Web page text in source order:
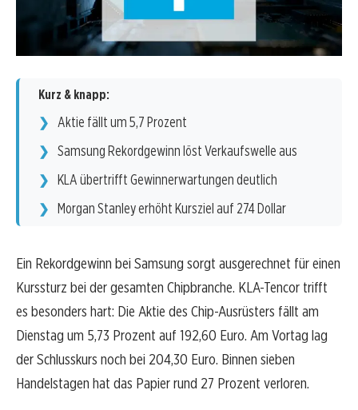
Kurz & knapp:
Aktie fällt um 5,7 Prozent
Samsung Rekordgewinn löst Verkaufswelle aus
KLA übertrifft Gewinnerwartungen deutlich
Morgan Stanley erhöht Kursziel auf 274 Dollar
Ein Rekordgewinn bei Samsung sorgt ausgerechnet für einen
Kurssturz bei der gesamten Chipbranche. KLA-Tencor trifft
es besonders hart: Die Aktie des Chip-Ausrüsters fällt am
Dienstag um 5,73 Prozent auf 192,60 Euro. Am Vortag lag
der Schlusskurs noch bei 204,30 Euro. Binnen sieben
Handelstagen hat das Papier rund 27 Prozent verloren.